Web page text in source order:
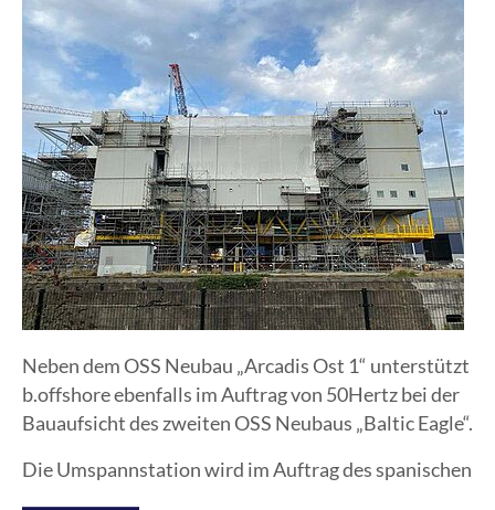
Neben dem OSS Neubau „Arcadis Ost 1“ unterstützt
b.offshore ebenfalls im Auftrag von 50Hertz bei der
Bauaufsicht des zweiten OSS Neubaus „Baltic Eagle“.
Die Umspannstation wird im Auftrag des spanischen